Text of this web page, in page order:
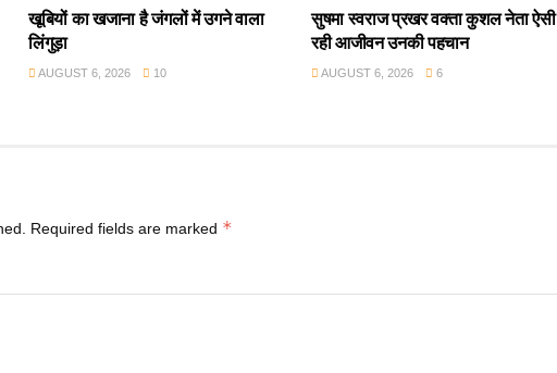
खूबियों का खजाना है जंगलों में उगने वाला
लिंगुड़ा
AUGUST 6, 2026 10
सुषमा स्वराज प्रखर वक्ता कुशल नेता ऐसी
रही आजीवन उनकी पहचान
AUGUST 6, 2026 6
Required fields are marked *